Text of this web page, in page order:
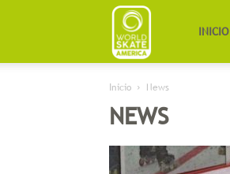
Worldskate
America
INICIO
Inicio News
NEWS